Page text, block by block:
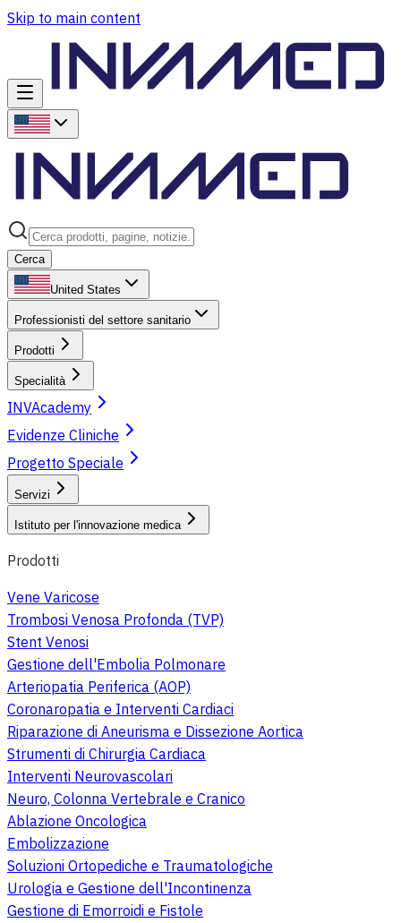
Skip to main content
Cerca
United States
Professionisti del settore sanitario
Prodotti
Specialità
INVAcademy
Evidenze Cliniche
Progetto Speciale
Servizi
Istituto per l'innovazione medica
Prodotti
Vene Varicose
Trombosi Venosa Profonda (TVP)
Stent Venosi
Gestione dell'Embolia Polmonare
Arteriopatia Periferica (AOP)
Coronaropatia e Interventi Cardiaci
Riparazione di Aneurisma e Dissezione Aortica
Strumenti di Chirurgia Cardiaca
Interventi Neurovascolari
Neuro, Colonna Vertebrale e Cranico
Ablazione Oncologica
Embolizzazione
Soluzioni Ortopediche e Traumatologiche
Urologia e Gestione dell'Incontinenza
Gestione di Emorroidi e Fistole